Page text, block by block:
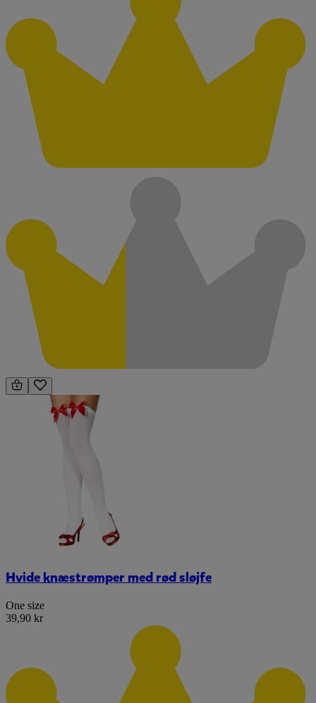
Hvide knæstrømper med rød sløjfe
One size
39,90 kr